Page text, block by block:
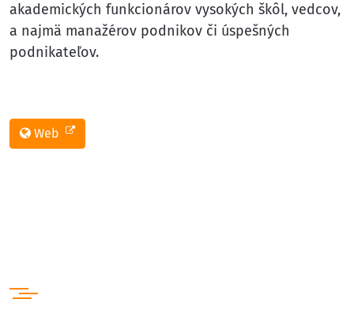
akademických funkcionárov vysokých škôl, vedcov,
a najmä manažérov podnikov či úspešných
podnikateľov.
Web